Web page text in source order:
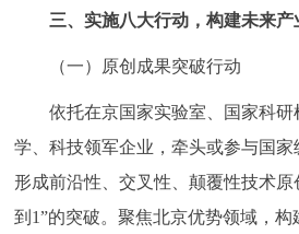
三、实施八大行动，构建未来产
（一）原创成果突破行动
依托在京国家实验室、国家科研
学、科技领军企业，牵头或参与国
形成前沿性、交叉性、颠覆性技术原
到1”的突破。聚焦北京优势领域，